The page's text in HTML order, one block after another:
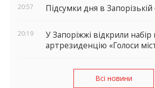
20:57 Підсумки дня в Запорізькій
20:19
У Запоріжжі відкрили набір
артрезиденцію «Голоси
Всі новини